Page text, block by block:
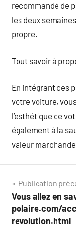
recommandé de
les deux
propre.
Tout savoir à
En intégrant ces
votre voiture,
l’esthétique de
également à la
valeur
de
Publication
Vous allez en
polaire.com/
revolution.html